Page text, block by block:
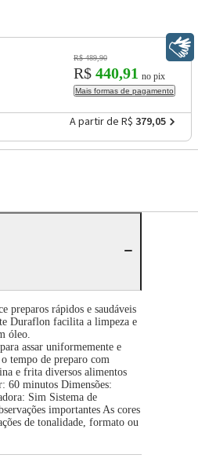
R$ 489,90
R$ 440,91 no pix
Mais formas de pagamento
A partir de R$ 379,05
rápidos e saudáveis
Duraflon facilita a limpeza e
óleo.
assar uniformemente e
tempo de preparo com
e frita diversos alimentos
60 minutos Dimensões:
Sim Sistema de
importantes As cores
de tonalidade, formato ou